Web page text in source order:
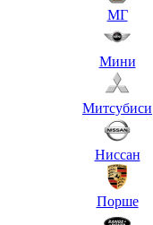
МГ
Мини
Митсубиси
Ниссан
Порше